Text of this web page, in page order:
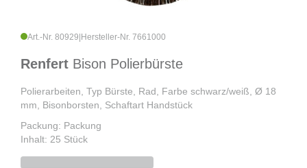
Art.-Nr. 80929 Hersteller-Nr. 7661000
Renfert Bison Polierbürste
Polierarbeiten, Typ Bürste, Rad, Farbe schwarz/weiß, Ø 18
mm, Bisonborsten, Schaftart Handstück
Packung: Packung
Inhalt: 25 Stück